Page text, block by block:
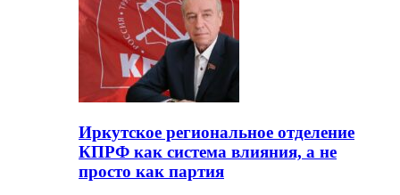
Иркутское региональное отделение
КПРФ как система влияния, а не
просто как партия